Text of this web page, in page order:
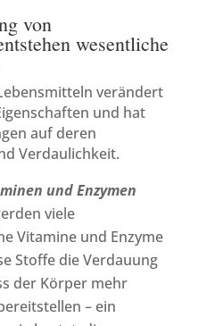
von
wesentliche
verändert
und hat
auf deren
Verdaulichkeit.
und Enzymen
viele
Vitamine und Enzyme
Stoffe die Verdauung
der Körper mehr
– ein